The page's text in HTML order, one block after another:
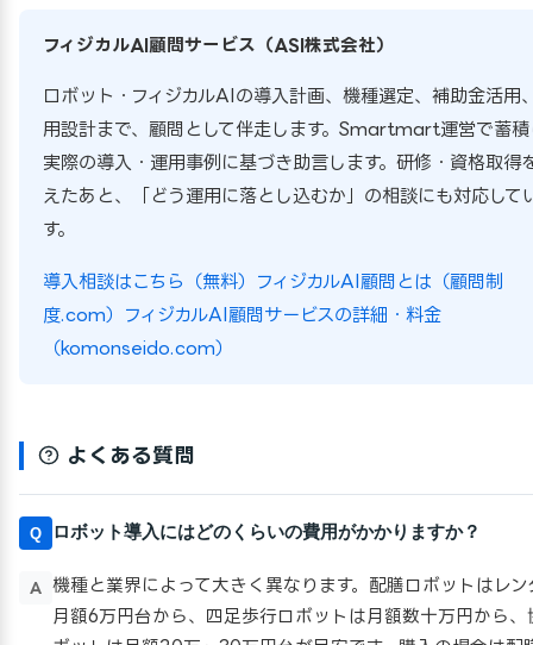
フィジカルAI顧問サービス（ASI株式会社）
ロボット・フィジカルAIの導入計画、機種選定、補助金活用
用設計まで、顧問として伴走します。Smartmart運営で蓄積
実際の導入・運用事例に基づき助言します。研修・資格取得
えたあと、「どう運用に落とし込むか」の相談にも対応して
す。
導入相談はこちら（無料）
フィジカルAI顧問とは（顧問制
度.com）
フィジカルAI顧問サービスの詳細・料金
（komonseido.com）
よくある質問
Q ロボット導入にはどのくらいの費用がかかりますか？
A
機種と業界によって大きく異なります。配膳ロボットはレン
月額6万円台から、四足歩行ロボットは月額数十万円から、